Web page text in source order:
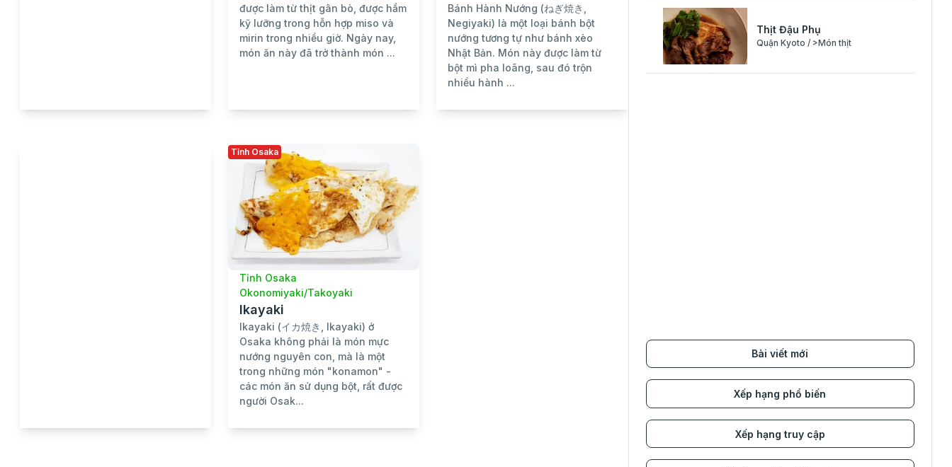
được làm từ thịt gân bò, được hầm
kỹ lưỡng trong hỗn hợp miso và
mirin trong nhiều giờ. Ngày nay,
món ăn này đã trở thành món ...
Bánh Hành Nướng (ねぎ焼き,
Negiyaki) là một loại bánh bột
nướng tương tự như bánh xèo
Nhật Bản. Món này được làm từ
bột mì pha loãng, sau đó trộn
nhiều hành ...
Tỉnh Osaka
Tỉnh Osaka
Okonomiyaki/Takoyaki
Ikayaki
Ikayaki (イカ焼き, Ikayaki) ở
Osaka không phải là món mực
nướng nguyên con, mà là một
trong những món "konamon" -
các món ăn sử dụng bột, rất được
người Osak...
Thịt Đậu Phụ
Quận Kyoto / >Món thịt
Bài viết mới
Xếp hạng phổ biến
Xếp hạng truy cập